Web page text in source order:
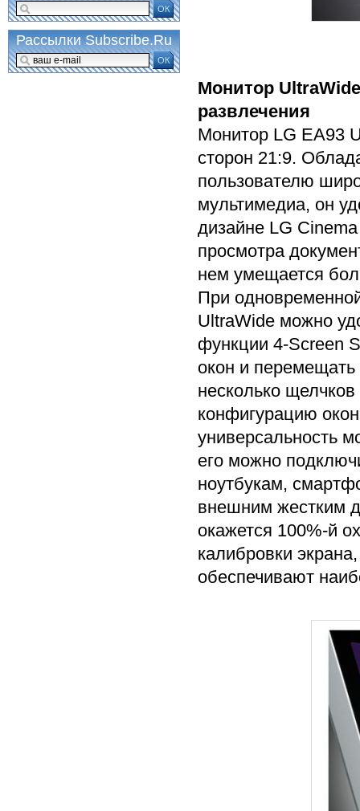
Монитор
развлечения
Монитор LG EA93
сторон 21:9.
пользователю
мультимедиа, он
дизайне LG
просмотра
нем умещается
При
UltraWide можно
функции 4-Screen
окон и
несколько
конфигурацию
универсальность
его можно
ноутбукам,
внешним жестким
окажется 100%-й
калибровки
обеспечивают
ОК
Рассылки Subscribe.Ru
ОК